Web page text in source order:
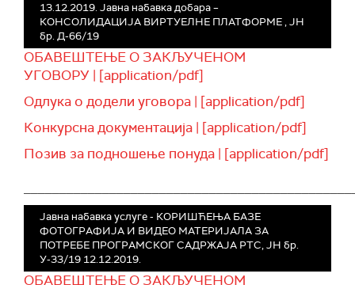
13.12.2019. Јавна набавка добара –
КОНСОЛИДАЦИЈА ВИРТУЕЛНЕ ПЛАТФОРМЕ , ЈН
бр. Д-66/19
ОБАВЕШТЕЊЕ О ЗАКЉУЧЕНОМ
УГОВОРУ | [application/pdf]
Одлука о додели уговора | [application/pdf]
Конкурсна документација | [application/pdf]
Позив за подношење понуда | [application/pdf]
Јавна набавка услуге - КОРИШЋЕЊА БАЗЕ
ФОТОГРАФИЈА И ВИДЕО МАТЕРИЈАЛА ЗА
ПОТРЕБЕ ПРОГРАМСКОГ САДРЖАЈА РТС, ЈН бр.
У-33/19 12.12.2019.
ОБАВЕШТЕЊЕ О ЗАКЉУЧЕНОМ